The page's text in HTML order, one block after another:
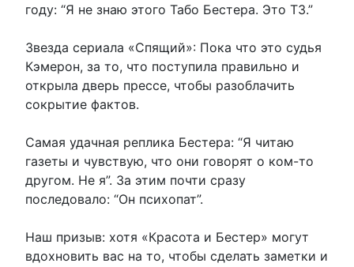
году: “Я не знаю этого Табо Бестера. Это ТЗ.”
Звезда сериала «Спящий»: Пока что это судья
Кэмерон, за то, что поступила правильно и
открыла дверь прессе, чтобы разоблачить
сокрытие фактов.
Самая удачная реплика Бестера: “Я читаю
газеты и чувствую, что они говорят о ком-то
другом. Не я”. За этим почти сразу
последовало: “Он психопат”.
Наш призыв: хотя «Красота и Бестер» могут
вдохновить вас на то, чтобы сделать заметки и